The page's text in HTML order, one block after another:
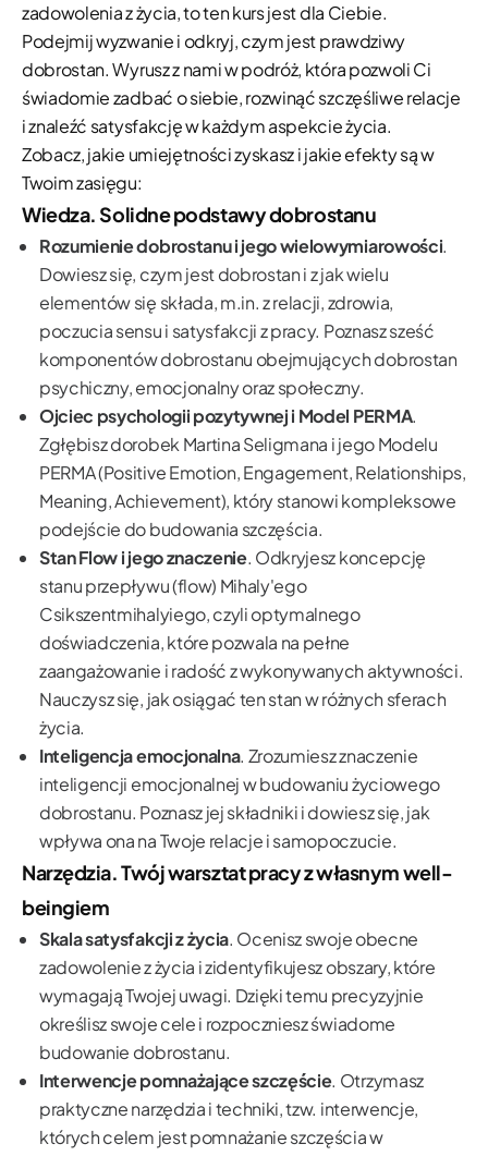
zadowolenia z życia, to ten kurs jest dla Ciebie.
Podejmij wyzwanie i odkryj, czym jest prawdziwy
dobrostan. Wyrusz z nami w podróż, która pozwoli Ci
świadomie zadbać o siebie, rozwinąć szczęśliwe relacje
i znaleźć satysfakcję w każdym aspekcie życia.
Zobacz, jakie umiejętności zyskasz i jakie efekty są w
Twoim zasięgu:
Wiedza. Solidne podstawy dobrostanu
Rozumienie dobrostanu i jego wielowymiarowości.
Dowiesz się, czym jest dobrostan i z jak wielu
elementów się składa, m.in. z relacji, zdrowia,
poczucia sensu i satysfakcji z pracy. Poznasz sześć
komponentów dobrostanu obejmujących dobrostan
psychiczny, emocjonalny oraz społeczny.
Ojciec psychologii pozytywnej i Model PERMA.
Zgłębisz dorobek Martina Seligmana i jego Modelu
PERMA (Positive Emotion, Engagement, Relationships,
Meaning, Achievement), który stanowi kompleksowe
podejście do budowania szczęścia.
Stan Flow i jego znaczenie. Odkryjesz koncepcję
stanu przepływu (flow) Mihaly'ego
Csikszentmihalyiego, czyli optymalnego
doświadczenia, które pozwala na pełne
zaangażowanie i radość z wykonywanych aktywności.
Nauczysz się, jak osiągać ten stan w różnych sferach
życia.
Inteligencja emocjonalna. Zrozumiesz znaczenie
inteligencji emocjonalnej w budowaniu życiowego
dobrostanu. Poznasz jej składniki i dowiesz się, jak
wpływa ona na Twoje relacje i samopoczucie.
Narzędzia. Twój warsztat pracy z własnym well-
beingiem
Skala satysfakcji z życia. Ocenisz swoje obecne
zadowolenie z życia i zidentyfikujesz obszary, które
wymagają Twojej uwagi. Dzięki temu precyzyjnie
określisz swoje cele i rozpoczniesz świadome
budowanie dobrostanu.
Interwencje pomnażające szczęście. Otrzymasz
praktyczne narzędzia i techniki, tzw. interwencje,
których celem jest pomnażanie szczęścia w